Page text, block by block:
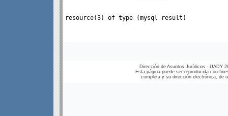
Dirección de Asuntos Jurídicos - UADY
Esta página puede ser reproducida con
completa y su dirección electrónica, de